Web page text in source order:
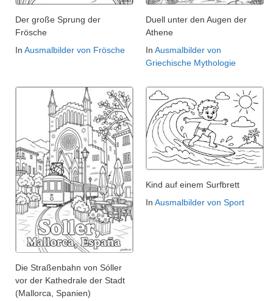
Der große Sprung der
Frösche
In Ausmalbilder von Frösche
Duell unter den Augen der
Athene
In Ausmalbilder von
Griechische Mythologie
Die Straßenbahn von Sóller
vor der Kathedrale der Stadt
(Mallorca, Spanien)
Kind auf einem Surfbrett
In Ausmalbilder von Sport